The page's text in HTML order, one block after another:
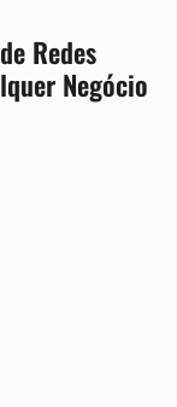
Redes
Negócio